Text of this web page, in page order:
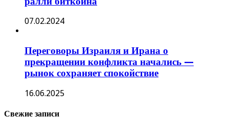
07.02.2024
Переговоры Израиля и Ирана о
прекращении конфликта начались —
рынок сохраняет спокойствие
16.06.2025
Свежие записи